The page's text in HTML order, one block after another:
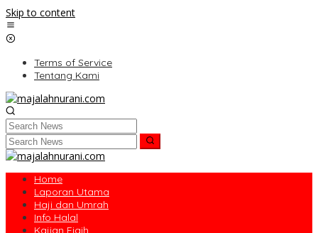
Skip to content
Terms of Service
Tentang Kami
Home
Laporan Utama
Haji dan Umrah
Info Halal
Kajian Fiqih